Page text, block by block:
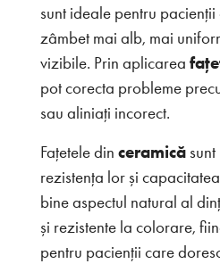
sunt ideale pentru
zâmbet mai alb, mai
vizibile. Prin aplicarea
pot corecta probleme
sau aliniați incorect.
Fațetele din ceramicăsunt
rezistența lor și
bine aspectul natural al
și rezistente la colorare,
pentru pacienții care